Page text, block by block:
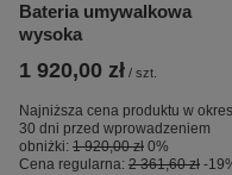
Bateria umywalkowa
wysoka
1 920,00 zł / szt.
Najniższa cena produktu w
30 dni przed wprowadzeniem
obniżki: 1 920,00 zł 0%
Cena regularna: 2 361,60 zł -